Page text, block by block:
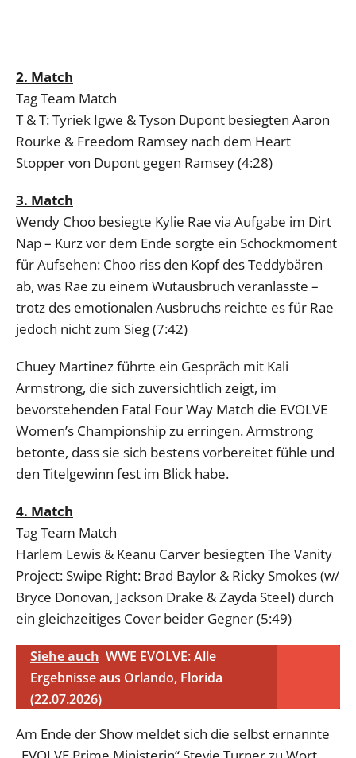
2. Match
Tag Team Match
T & T: Tyriek Igwe & Tyson Dupont besiegten Aaron
Rourke & Freedom Ramsey nach dem Heart
Stopper von Dupont gegen Ramsey (4:28)
3. Match
Wendy Choo besiegte Kylie Rae via Aufgabe im Dirt
Nap – Kurz vor dem Ende sorgte ein Schockmoment
für Aufsehen: Choo riss den Kopf des Teddybären
ab, was Rae zu einem Wutausbruch veranlasste –
trotz des emotionalen Ausbruchs reichte es für Rae
jedoch nicht zum Sieg (7:42)
Chuey Martinez führte ein Gespräch mit Kali
Armstrong, die sich zuversichtlich zeigt, im
bevorstehenden Fatal Four Way Match die EVOLVE
Women’s Championship zu erringen. Armstrong
betonte, dass sie sich bestens vorbereitet fühle und
den Titelgewinn fest im Blick habe.
4. Match
Tag Team Match
Harlem Lewis & Keanu Carver besiegten The Vanity
Project: Swipe Right: Brad Baylor & Ricky Smokes (w/
Bryce Donovan, Jackson Drake & Zayda Steel) durch
ein gleichzeitiges Cover beider Gegner (5:49)
Siehe auch WWE EVOLVE: Alle
Ergebnisse aus Orlando, Florida
(22.07.2026)
Am Ende der Show meldet sich die selbst ernannte